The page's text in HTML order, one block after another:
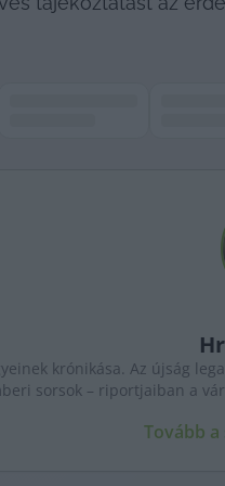
krónikása. Az újság
sorsok – riportjaiban a
Tovább